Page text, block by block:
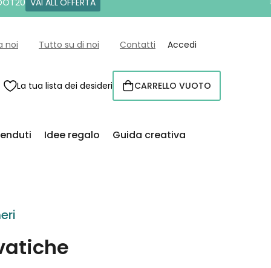
VAI ALL'OFFERTA
noi Tutto su di noi Contatti Accedi
La tua lista dei desideri CARRELLO
CARRELLO VUOTO
Idee regalo Guida creativa